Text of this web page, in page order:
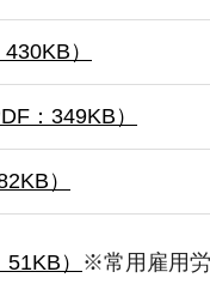
）
：349KB）
）
） ※常用雇用